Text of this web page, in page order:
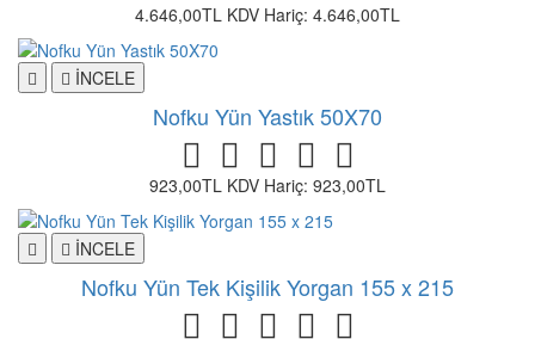
4.646,00TL KDV Hariç: 4.646,00TL
İNCELE
Nofku Yün Yastık 50X70
923,00TL KDV Hariç: 923,00TL
İNCELE
Nofku Yün Tek Kişilik Yorgan 155 x 215